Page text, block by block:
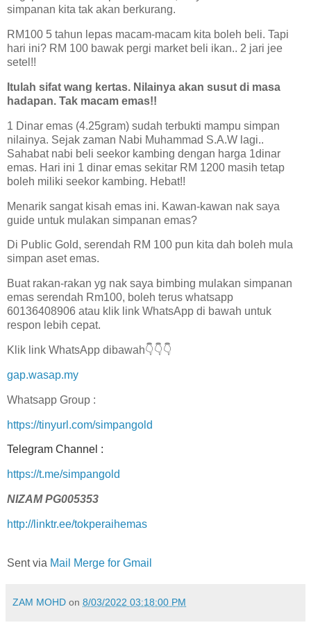
simpanan kita tak akan berkurang.
RM100 5 tahun lepas macam-macam kita boleh beli. Tapi
hari ini? RM 100 bawak pergi market beli ikan.. 2 jari jee
setel!!
Itulah sifat wang kertas. Nilainya akan susut di masa
hadapan. Tak macam emas!!
1 Dinar emas (4.25gram) sudah terbukti mampu simpan
nilainya. Sejak zaman Nabi Muhammad S.A.W lagi..
Sahabat nabi beli seekor kambing dengan harga 1dinar
emas. Hari ini 1 dinar emas sekitar RM 1200 masih tetap
boleh miliki seekor kambing. Hebat!!
Menarik sangat kisah emas ini. Kawan-kawan nak saya
guide untuk mulakan simpanan emas?
Di Public Gold, serendah RM 100 pun kita dah boleh mula
simpan aset emas.
Buat rakan-rakan yg nak saya bimbing mulakan simpanan
emas serendah Rm100, boleh terus whatsapp
60136408906 atau klik link WhatsApp di bawah untuk
respon lebih cepat.
Klik link WhatsApp dibawah👇👇👇
gap.wasap.my
Whatsapp Group :
https://tinyurl.com/simpangold
Telegram Channel :
https://t.me/simpangold
NIZAM PG005353
http://linktr.ee/tokperaihemas
Sent via Mail Merge for Gmail
ZAM MOHD on 8/03/2022 03:18:00 PM